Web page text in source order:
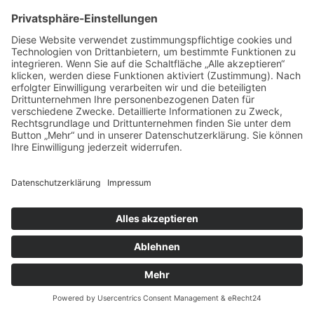
© Copyright 2021 -2026 | Grundschule
Neusornzig | Powered bywww.starhochzeit.de|
DATENSCHUTZ|IMPRESSUM|
TRANSPARENZHINWEIS|Cookie-
Einstellungen